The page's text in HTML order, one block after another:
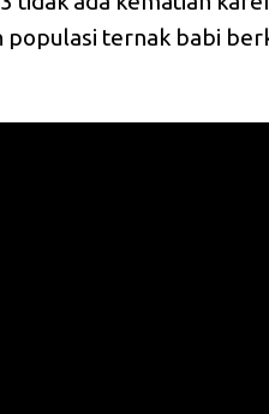
ternak babi